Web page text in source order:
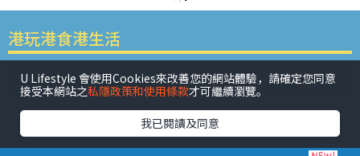
港玩港食港生活
U Lifestyle 會使用Cookies來改善您的網站體驗，請確定您同意
接受本網站之私隱政策和使用條款才可繼續瀏覽。
我已閱讀及同意